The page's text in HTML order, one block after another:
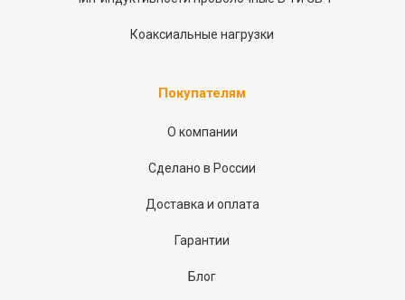
Коаксиальные нагрузки
Покупателям
О компании
Сделано в России
Доставка и оплата
Гарантии
Блог